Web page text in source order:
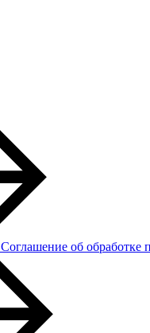
Соглашение об обработке